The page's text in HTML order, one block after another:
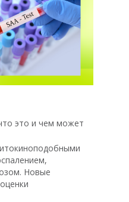
это и чем может
Новые